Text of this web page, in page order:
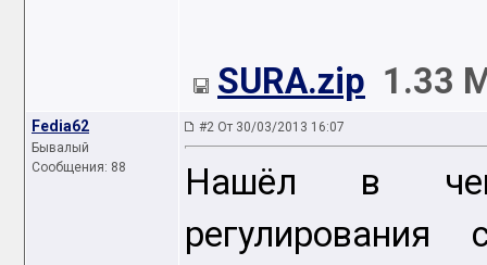
SURA.zip 1.33
Fedia62
Бывалый
Сообщения: 88
#2 От 30/03/2013 16:07
Нашёл в чем